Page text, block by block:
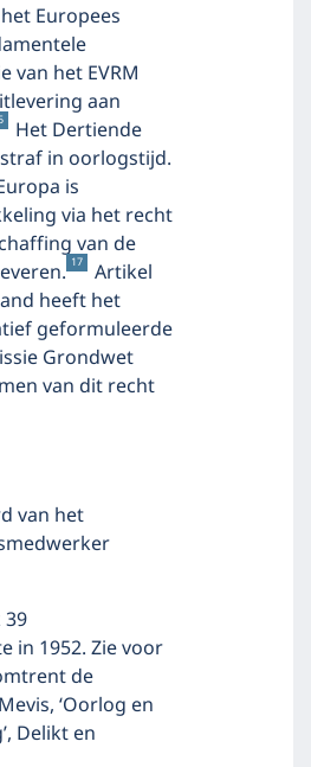
Europees
het EVRM
aan
Het Dertiende
in oorlogstijd.
is
via het recht
van de
17
Artikel
heeft het
geformuleerde
Grondwet
van dit recht
van het
in 1952. Zie voor
de
‘Oorlog en
Delikt en